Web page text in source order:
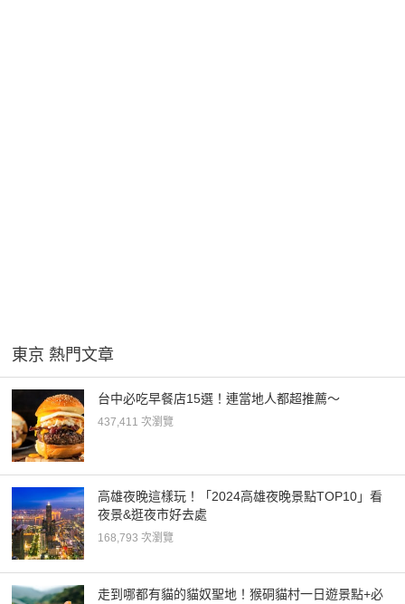
東京 熱門文章
台中必吃早餐店15選！連當地人都超推薦～
437,411 次瀏覽
高雄夜晚這樣玩！「2024高雄夜晚景點TOP10」看
夜景&逛夜市好去處
168,793 次瀏覽
走到哪都有貓的貓奴聖地！猴硐貓村一日遊景點+必